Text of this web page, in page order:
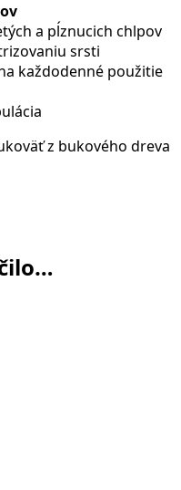
a pĺznucich chlpov
srsti
každodenné použitie
z bukového dreva